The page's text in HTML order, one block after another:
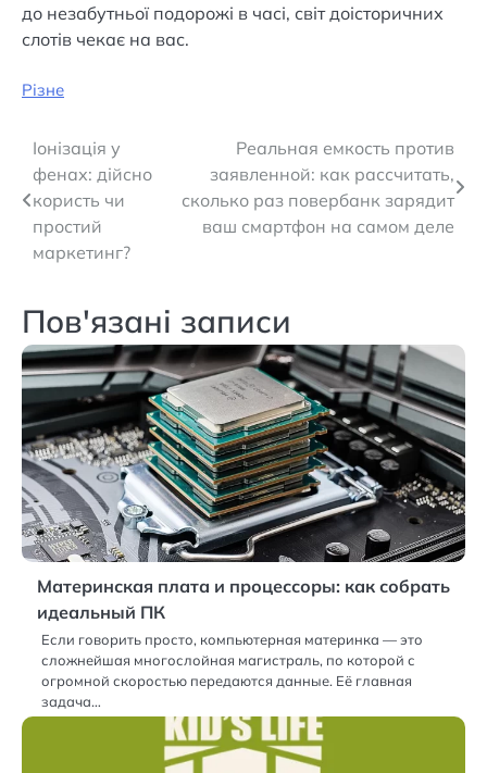
до незабутньої подорожі в часі, світ доісторичних
слотів чекає на вас.
Різне
Навігація
записів
Іонізація у
фенах: дійсно
користь чи
простий
маркетинг?
Реальная емкость против
заявленной: как рассчитать,
сколько раз повербанк зарядит
ваш смартфон на самом деле
Пов'язані записи
Материнская плата и процессоры: как собрать
идеальный ПК
Если говорить просто, компьютерная материнка — это
сложнейшая многослойная магистраль, по которой с
огромной скоростью передаются данные. Её главная
задача…